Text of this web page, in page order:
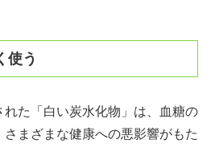
使う
た「白い炭水化物」は、血糖の
まざまな健康への悪影響がもた